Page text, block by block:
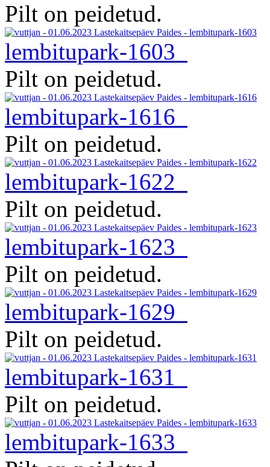
Pilt on peidetud.
lembitupark-1603
Pilt on peidetud.
lembitupark-1616
Pilt on peidetud.
lembitupark-1622
Pilt on peidetud.
lembitupark-1623
Pilt on peidetud.
lembitupark-1629
Pilt on peidetud.
lembitupark-1631
Pilt on peidetud.
lembitupark-1633